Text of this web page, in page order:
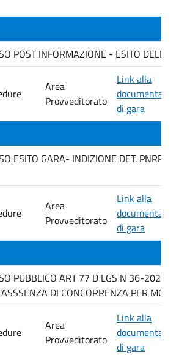
POST INFORMAZIONE - ESITO
Area
Provveditorato
Link alla
di gara
ESITO GARA- INDIZIONE DET. PNRR
Area
Provveditorato
Link alla
di gara
PUBBLICO ART 77 D LGS N 36-2023
DI CONCORRENZA PER
Area
Provveditorato
Link alla
di gara